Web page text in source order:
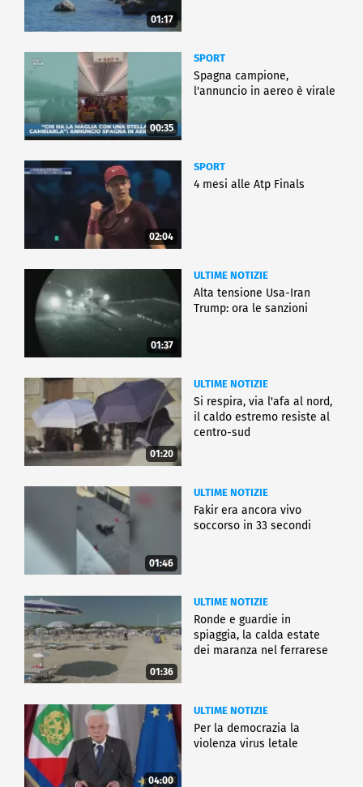
01:17
00:35
SPORT
Spagna campione,
l'annuncio in aereo è virale
02:04
SPORT
4 mesi alle Atp Finals
01:37
ULTIME NOTIZIE
Alta tensione Usa-Iran
Trump: ora le sanzioni
01:20
ULTIME NOTIZIE
Si respira, via l'afa al nord,
il caldo estremo resiste al
centro-sud
01:46
ULTIME NOTIZIE
Fakir era ancora vivo
soccorso in 33 secondi
01:36
ULTIME NOTIZIE
Ronde e guardie in
spiaggia, la calda estate
dei maranza nel ferrarese
04:00
ULTIME NOTIZIE
Per la democrazia la
violenza virus letale